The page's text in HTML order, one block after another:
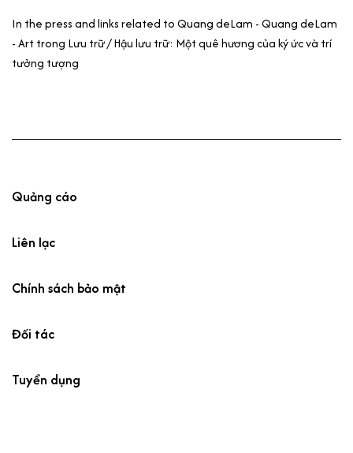
In the press and links related to Quang deLam - Quang deLam
- Art trong Lưu trữ / Hậu lưu trữ: Một quê hương của ký ức và trí
tưởng tượng
Quảng cáo
Liên lạc
Chính sách bảo mật
Đối tác
Tuyển dụng